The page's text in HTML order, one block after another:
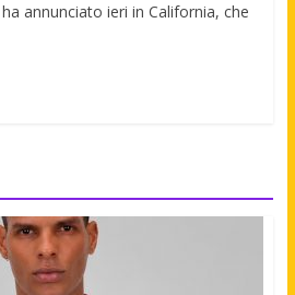
annunciato ieri in California, che